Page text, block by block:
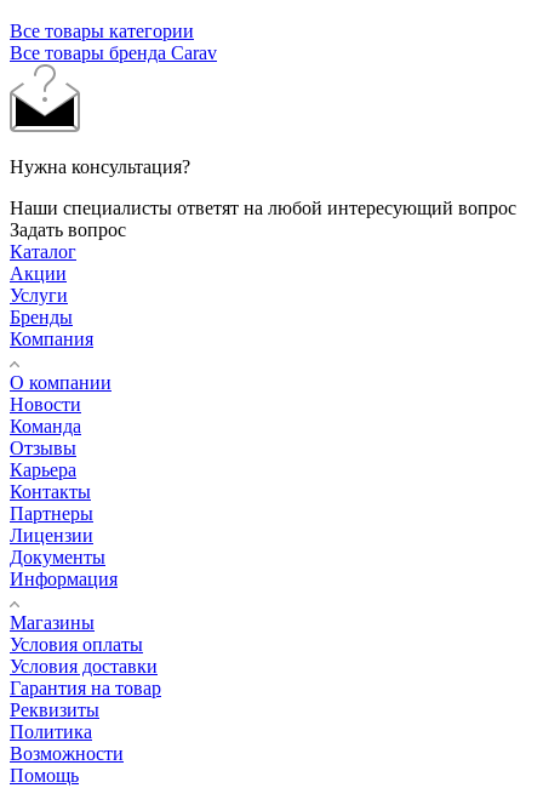
Все товары категории
Все товары бренда Carav
Нужна консультация?
Наши специалисты ответят на любой интересующий вопрос
Задать вопрос
Каталог
Акции
Услуги
Бренды
Компания
О компании
Новости
Команда
Отзывы
Карьера
Контакты
Партнеры
Лицензии
Документы
Информация
Магазины
Условия оплаты
Условия доставки
Гарантия на товар
Реквизиты
Политика
Возможности
Помощь